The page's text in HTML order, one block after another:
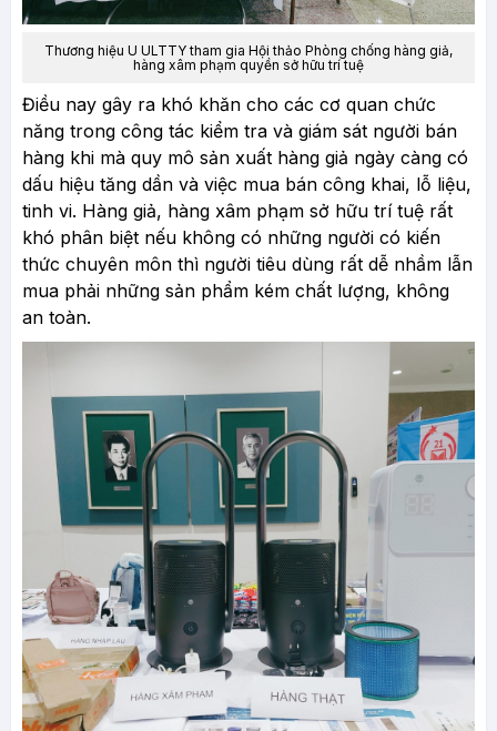
Thương hiệu U ULTTY tham gia Hội thảo Phòng chống hàng giả,
hàng xâm phạm quyền sở hữu trí tuệ
Điều nay gây ra khó khăn cho các cơ quan chức
năng trong công tác kiểm tra và giám sát người bán
hàng khi mà quy mô sản xuất hàng giả ngày càng có
dấu hiệu tăng dần và việc mua bán công khai, lỗ liệu,
tinh vi. Hàng giả, hàng xâm phạm sở hữu trí tuệ rất
khó phân biệt nếu không có những người có kiến
thức chuyên môn thì người tiêu dùng rất dễ nhầm lẫn
mua phải những sản phẩm kém chất lượng, không
an toàn.